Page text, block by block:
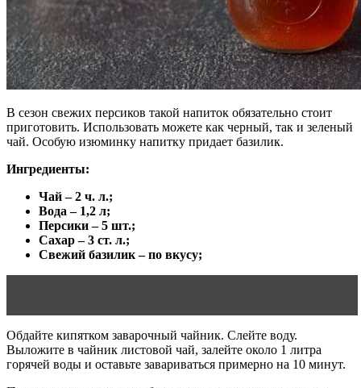
В сезон свежих персиков такой напиток обязательно стоит
приготовить. Использовать можете как черный, так и зеленый
чай. Особую изюминку напитку придает базилик.
Ингредиенты:
Чай – 2 ч. л.;
Вода – 1,2 л;
Персики – 5 шт.;
Сахар – 3 ст. л.;
Свежий базилик – по вкусу;
Обдайте кипятком заварочный чайник. Слейте воду.
Выложите в чайник листовой чай, залейте около 1 литра
горячей воды и оставьте завариваться примерно на 10 минут.